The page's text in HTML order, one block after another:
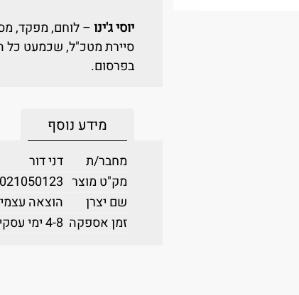
יוסי ג'ינו– לוחם, מפקד,
סיירת מטכ"ל, שכמעט כל
בפרסום.
מידע נוסף
מחבר/ת
דני דור
מק"ט מוצר
שם יצרן
הוצאה
זמן אספקה 4-8 ימי עסקים